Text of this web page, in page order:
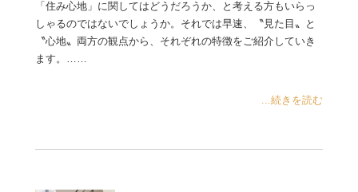
「住み心地」に関してはどうだろうか、と考える方もいらっ
しゃるのではないでしょうか。それでは早速、〝見た目〟と
〝心地〟両方の観点から、それぞれの特徴をご紹介していき
ます。……
...続きを読む